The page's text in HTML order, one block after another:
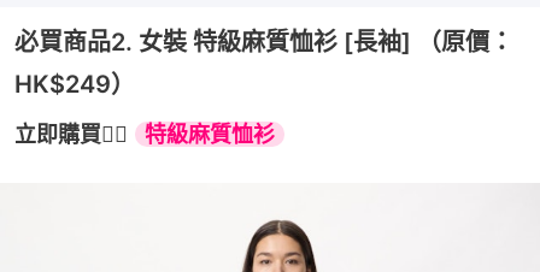
必買商品2. 女裝 特級麻質恤衫 [長袖] （原價：
HK$249）
立即購買👉🏻 特級麻質恤衫